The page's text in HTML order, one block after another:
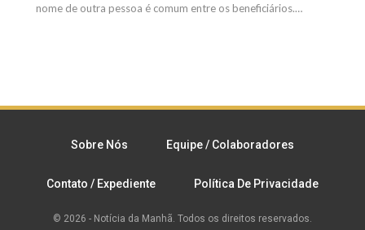
nome de outra pessoa é comum entre os beneficiários.…
Sobre Nós Equipe / Colaboradores
Contato / Expediente Política De Privacidade
© 2026 - Notícia da Manhã. Todos os direitos reservados.